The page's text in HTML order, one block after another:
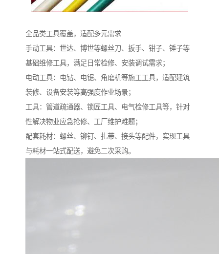
全品类工具覆盖，适配多元需求​
手动工具：世达、博世等螺丝刀、扳手、钳子、锤子等
基础维修工具，满足日常检修、安装调试需求；​
电动工具：电钻、电锯、角磨机等施工工具，适配建筑
装修、设备安装等高强度作业场景；​
工具：管道疏通器、锁匠工具、电气检修工具等，针对
性解决物业应急抢修、工厂维护难题；​
配套耗材：螺丝、铆钉、扎带、接头等配件，实现工具
与耗材一站式配送，避免二次采购。